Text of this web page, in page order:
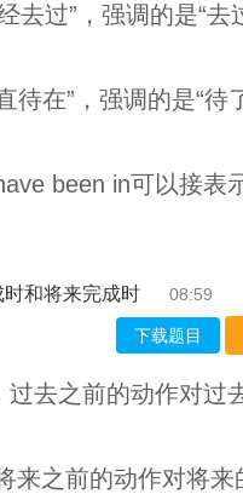
去过”，强调的是“去
待在”，强调的是“待
been in可以接表
和将来完成时 08:59
下载题目
去之前的动作对过
来之前的动作对将来